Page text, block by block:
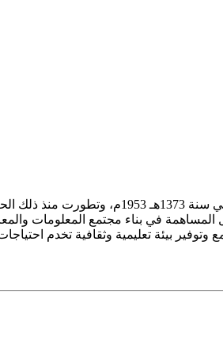
المساهمة في بناء مجتمع المعلومات
وتوفير بيئة تعليمية وثقافية تخدم